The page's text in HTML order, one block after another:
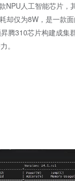
NPU人工智能芯片，
却仅为8W，是一款
腾310芯片构建成集
。